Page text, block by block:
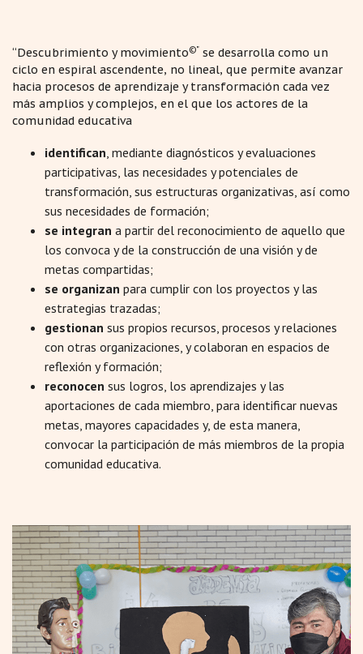
“Descubrimiento y movimiento©" se desarrolla como un
ciclo en espiral ascendente, no lineal, que permite avanzar
hacia procesos de aprendizaje y transformación cada vez
más amplios y complejos, en el que los actores de la
comunidad educativa
identifican , mediante diagnósticos y evaluaciones
participativas, las necesidades y potenciales de
transformación, sus estructuras organizativas, así como
sus necesidades de formación;
se integran a partir del reconocimiento de aquello que
los convoca y de la construcción de una visión y de
metas compartidas;
se organizan para cumplir con los proyectos y las
estrategias trazadas;
gestionan sus propios recursos, procesos y relaciones
con otras organizaciones, y colaboran en espacios de
reflexión y formación;
reconocen sus logros, los aprendizajes y las
aportaciones de cada miembro, para identificar nuevas
metas, mayores capacidades y, de esta manera,
convocar la participación de más miembros de la propia
comunidad educativa.